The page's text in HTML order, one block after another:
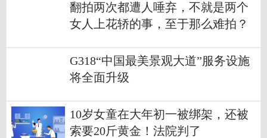
翻拍两次都遭人唾弃，不就是两个
女人上花轿的事，至于那么难拍？
G318“中国最美景观大道”服务设施
将全面升级
10岁女童在大年初一被绑架，还被
索要20斤黄金！法院判了